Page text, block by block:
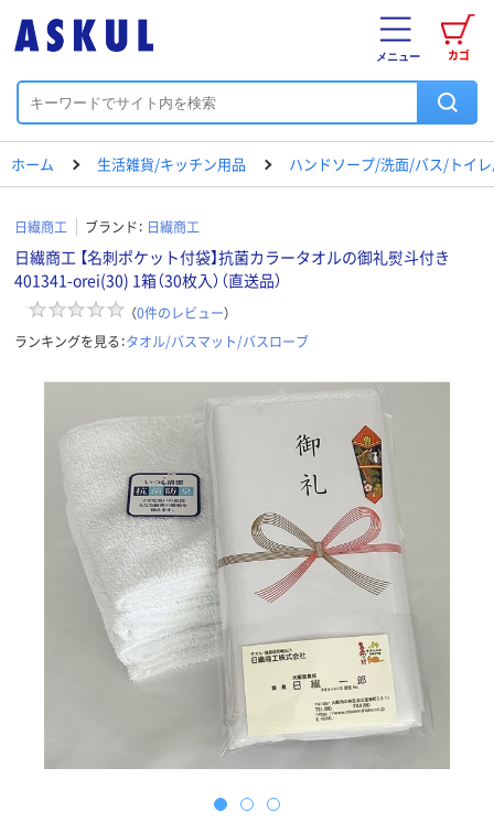
カゴ
メニュー
ホーム 生活雑貨/キッチン用品 ハンドソープ/洗面/バス/トイ
日繊商工 ブランド： 日繊商工
日繊商工 【名刺ポケット付袋】抗菌カラータオルの御礼熨斗付き
401341-orei(30) 1箱（30枚入）（直送品）
（0件のレビュー）
ランキングを見る：タオル/バスマット/バスローブ